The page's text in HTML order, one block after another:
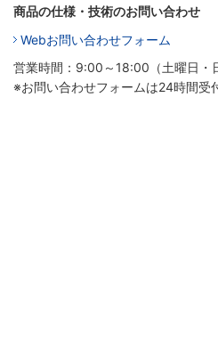
商品の仕様・技術のお問い合わせ
Webお問い合わせフォーム
営業時間：9:00～18:00（土曜日・
※お問い合わせフォームは24時間受